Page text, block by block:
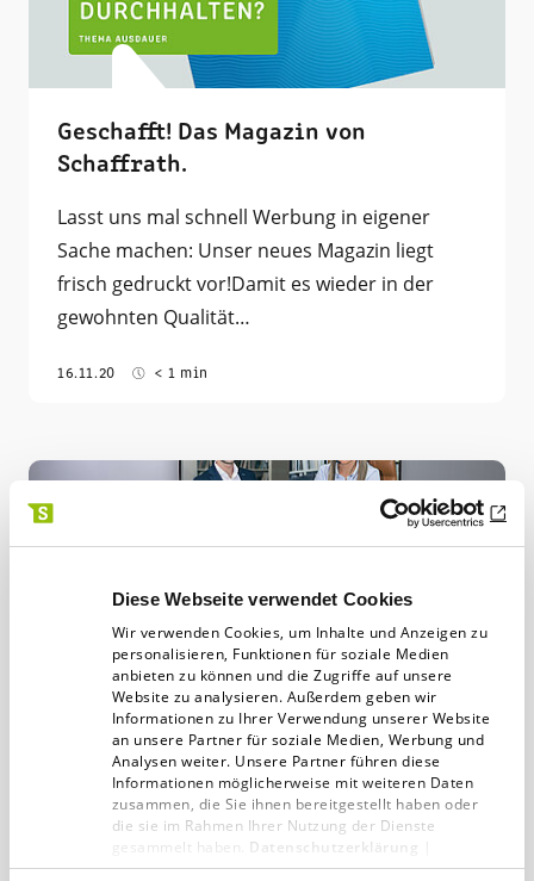
Diese Webseite verwendet Cookies
Wir verwenden Cookies, um Inhalte und Anzeigen zu
personalisieren, Funktionen für soziale Medien
anbieten zu können und die Zugriffe auf unsere
Website zu analysieren. Außerdem geben wir
Informationen zu Ihrer Verwendung unserer Website
an unsere Partner für soziale Medien, Werbung und
Analysen weiter. Unsere Partner führen diese
Informationen möglicherweise mit weiteren Daten
zusammen, die Sie ihnen bereitgestellt haben oder
die sie im Rahmen Ihrer Nutzung der Dienste
gesammelt haben. Datenschutzerklärung
Impressum
Geschafft! Das Magazin von
Schaffrath.
Lasst uns mal schnell Werbung in eigener
Sache machen: Unser neues Magazin liegt
frisch gedruckt vor!Damit es wieder in der
gewohnten Qualität…
16.11.20 < 1 min
Arbeiten in der Redaktion:
Workflow, Redaktionssysteme und
Ausdauer